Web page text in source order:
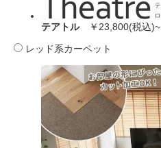
テアトル￥23,800(税込)~
レッド系カーペット